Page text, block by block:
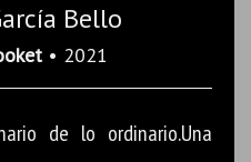
Bello
• 2021
de lo ordinario.Una